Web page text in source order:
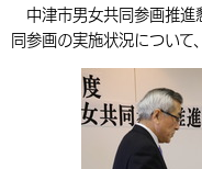
中国語（繁体字）
環境・衛生
都市整備
手当・助成
相談・支援・情報
観光なび
遊ぶ・体験する
買う・おみやげ
市政情報
中津市について
地方創生・地域活性化
中津市男女共同参画推進
同参画の実施状況について